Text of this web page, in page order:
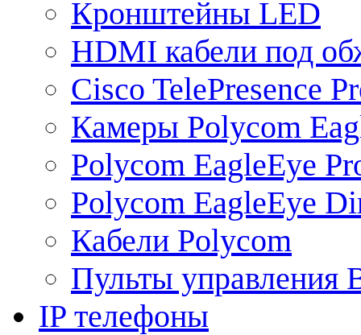
Кронштейны LED
HDMI кабели под
Cisco TelePresence
Камеры Polycom
Polycom EagleEye
Polycom EagleEye
Кабели Polycom
Пульты управления
IP телефоны